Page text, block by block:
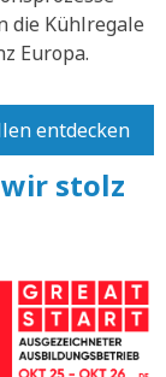
die Kühlregale
Europa.
entdecken
stolz